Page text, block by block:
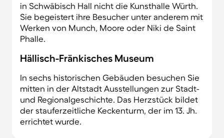
in Schwäbisch Hall nicht die Kunsthalle Würth.
Sie begeistert ihre Besucher unter anderem mit
Werken von Munch, Moore oder Niki de Saint
Phalle.
Hällisch-Fränkisches Museum
In sechs historischen Gebäuden besuchen Sie
mitten in der Altstadt Ausstellungen zur Stadt-
und Regionalgeschichte. Das Herzstück bildet
der stauferzeitliche Keckenturm, der im 13. Jh.
errichtet wurde.